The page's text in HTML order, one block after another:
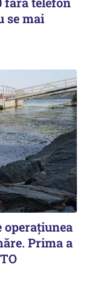
se mai
Prima a